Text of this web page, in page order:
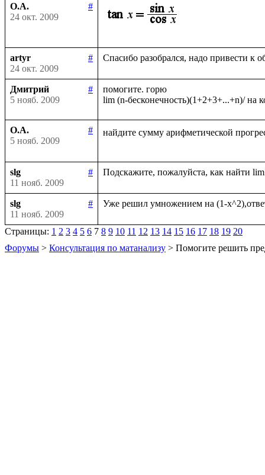
О.А.
#
24 окт. 2009
artyr
#
24 окт. 2009
Дмитрий
#
5 нояб. 2009
помогите. горю
О.А.
#
5 нояб. 2009
найдите сумму арифметической
slg
#
11 нояб. 2009
slg
#
11 нояб. 2009
Страницы: 1 2 3 4 5 6 7 8 9 10 11 12 13 14 15 16 17 18 19 20
Форумы > Консультация по матанализу > Помогите решить